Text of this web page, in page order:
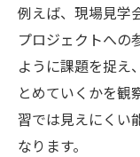
評価と
ト
協働力や思
ーチ
例えば、現場見学
プロジェクトへの
ように課題を捉え
とめていくかを観
習では見えにくい
なります。